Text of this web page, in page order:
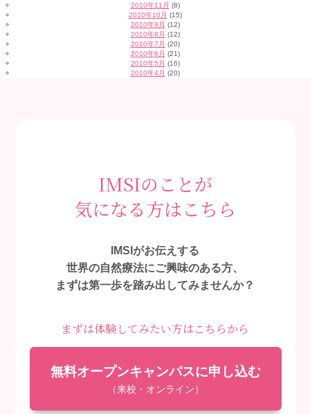
2010年11月 (8)
2010年10月 (15)
2010年9月 (12)
2010年8月 (12)
2010年7月 (20)
2010年6月 (21)
2010年5月 (16)
2010年4月 (20)
IMSIのことが
気になる方はこちら
IMSIがお伝えする
世界の自然療法にご興味のある方、
まずは第一歩を踏み出してみませんか？
まずは体験してみたい方はこちらから
無料オープンキャンパスに申し込む
（来校・オンライン）